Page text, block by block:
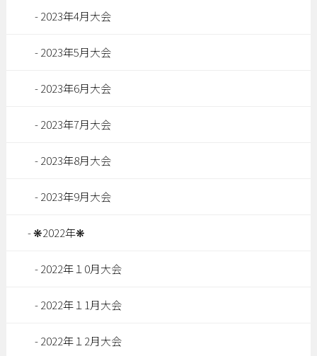
2023年4月大会
2023年5月大会
2023年6月大会
2023年7月大会
2023年8月大会
2023年9月大会
❋2022年❋
2022年１0月大会
2022年１1月大会
2022年１2月大会